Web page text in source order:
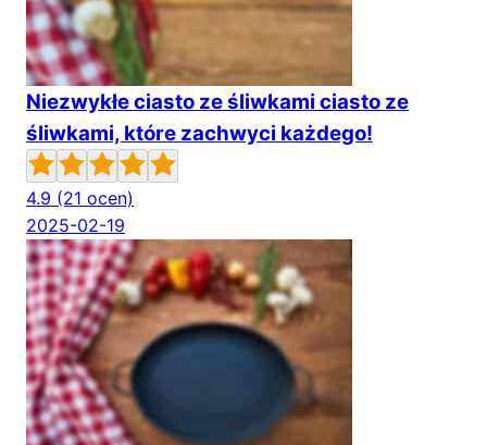
Niezwykłe ciasto ze śliwkami ciasto ze
śliwkami, które zachwyci każdego!
4.9 (21 ocen)
2025-02-19